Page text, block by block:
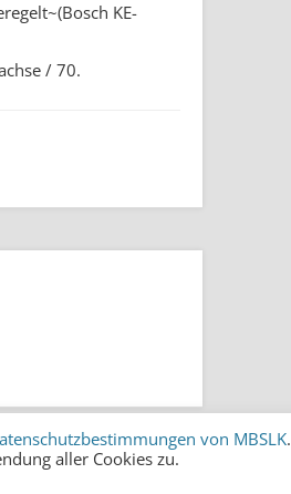
KE-
/ 70.
von MBSLK.
aller Cookies zu.